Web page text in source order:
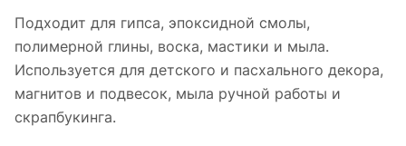
Подходит для гипса, эпоксидной смолы,
полимерной глины, воска, мастики и мыла.
Используется для детского и пасхального декора,
магнитов и подвесок, мыла ручной работы и
скрапбукинга.